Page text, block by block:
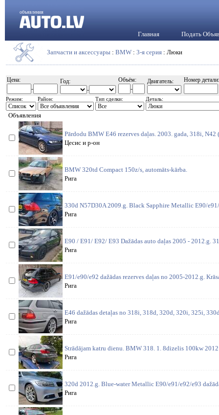
объявления
Главная Подать
Запчасти и аксессуары : BMW : 3-я серия : Люки
Цена:
-
Год:
-
Объём:
-
Двигатель: Номер детали:
Режим: Район: Тип сделки: Деталь:
Объявления
Pārdodu BMW E46 rezerves daļas. 2003. gada, 318i, N42
Цесис и р-он
BMW 320td Compact 150z/s, automāts-kārba.
Рига
330d N57D30A 2009.g. Black Sapphire Metallic E90/e91/
Рига
E90 / E91/ E92/ E93 Dažādas auto daļas 2005 - 2012.g.
Рига
E91/e90/e92 dažādas rezerves daļas no 2005-2012.g.
Рига
E46 dažādas detaļas no 318i, 318d, 320d, 320i, 325i,
Рига
Strādājam katru dienu. BMW 318. 1. 8dizelis 100kw
Рига
320d 2012.g. Blue-water Metallic E90/e91/e92/e93
Рига